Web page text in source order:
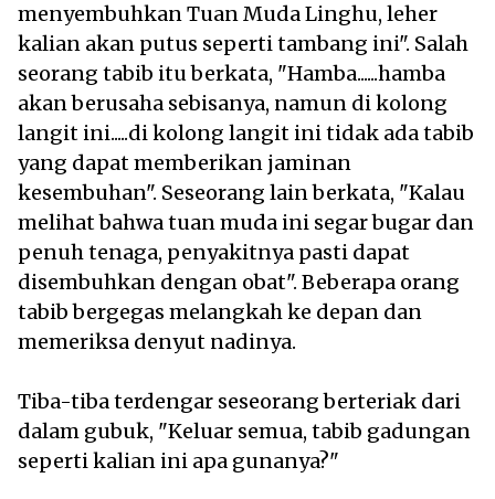
menyembuhkan Tuan Muda Linghu, leher
kalian akan putus seperti tambang ini". Salah
seorang tabib itu berkata, "Hamba......hamba
akan berusaha sebisanya, namun di kolong
langit ini.....di kolong langit ini tidak ada tabib
yang dapat memberikan jaminan
kesembuhan". Seseorang lain berkata, "Kalau
melihat bahwa tuan muda ini segar bugar dan
penuh tenaga, penyakitnya pasti dapat
disembuhkan dengan obat". Beberapa orang
tabib bergegas melangkah ke depan dan
memeriksa denyut nadinya.
Tiba-tiba terdengar seseorang berteriak dari
dalam gubuk, "Keluar semua, tabib gadungan
seperti kalian ini apa gunanya?"